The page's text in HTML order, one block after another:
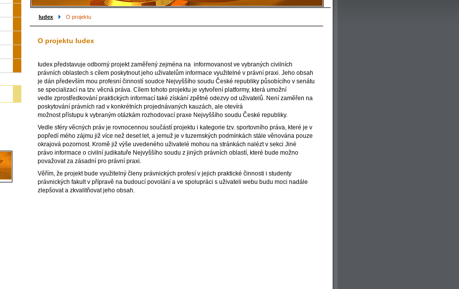
Iudex O projektu
O projektu Iudex
Iudex představuje odborný projekt zaměřený zejména na informovanost ve vybraných civilních
právních oblastech s cílem poskytnout jeho uživatelům informace využitelné v právní praxi. Jeho obsah
je dán především mou profesní činností soudce Nejvyššího soudu České republiky působícího v senátu
se specializací na tzv. věcná práva. Cílem tohoto projektu je vytvoření platformy, která umožní
vedle zprostředkování praktických informací také získání zpětné odezvy od uživatelů. Není zaměřen na
poskytování právních rad v konkrétních projednávaných kauzách, ale otevírá
možnost přístupu k vybraným otázkám rozhodovací praxe Nejvyššího soudu České republiky.
Vedle sféry věcných práv je rovnocennou součástí projektu i kategorie tzv. sportovního práva, které je v
popředí mého zájmu již více než deset let, a jemuž je v tuzemských podmínkách stále věnována pouze
okrajová pozornost. Kromě již výše uvedeného uživatelé mohou na stránkách nalézt v sekci Jiné
právo informace o civilní judikatuře Nejvyššího soudu z jiných právních oblastí, které bude možno
považovat za zásadní pro právní praxi.
Věřím, že projekt bude využitelný členy právnických profesí v jejich praktické činnosti i studenty
právnických fakult v přípravě na budoucí povolání a ve spolupráci s uživateli webu budu moci nadále
zlepšovat a zkvalitňovat jeho obsah.